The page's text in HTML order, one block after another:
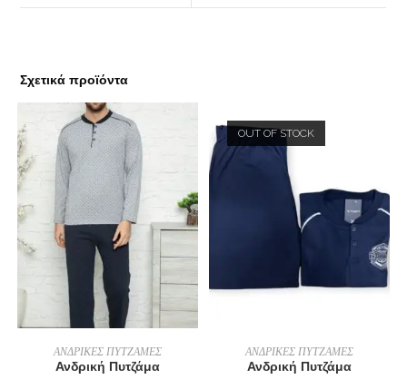
Σχετικά προϊόντα
ΕΠΙΛΟΓΉ
ΑΝΔΡΙΚΕΣ ΠΥΤΖΑΜΕΣ
Ανδρική Πυτζάμα
OUT OF STOCK
ΕΠΙΛΟΓΉ
ΑΝΔΡΙΚΕΣ ΠΥΤΖΑΜΕΣ
Ανδρική Πυτζάμα